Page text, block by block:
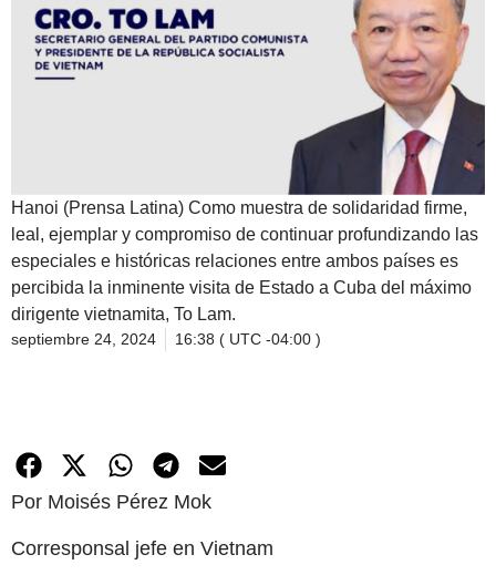
Hanoi (Prensa Latina) Como muestra de solidaridad firme,
leal, ejemplar y compromiso de continuar profundizando las
especiales e históricas relaciones entre ambos países es
percibida la inminente visita de Estado a Cuba del máximo
dirigente vietnamita, To Lam.
septiembre 24, 2024 16:38 ( UTC -04:00 )
Por Moisés Pérez Mok
Corresponsal jefe en Vietnam